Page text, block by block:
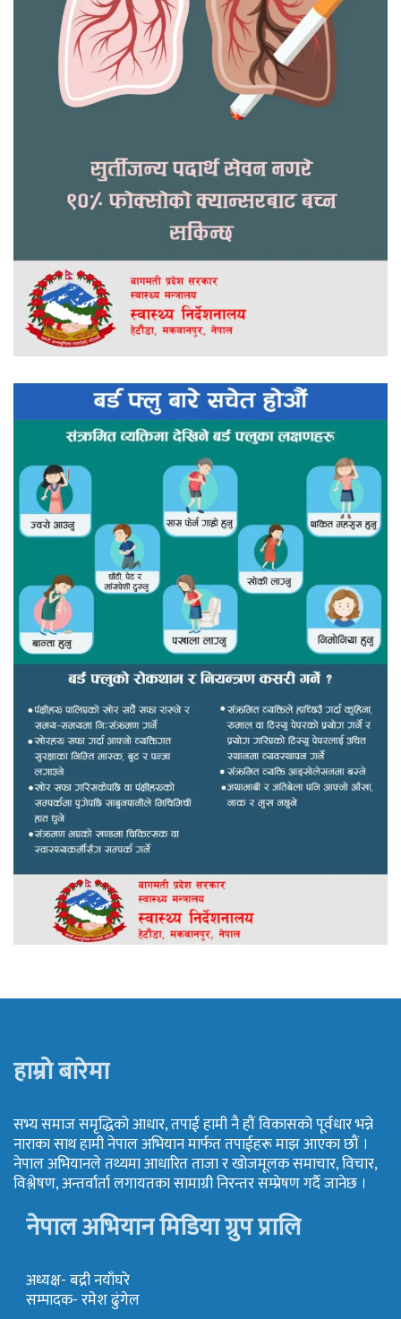
हाम्रो बारेमा
सभ्य समाज समृद्धिको आधार, तपाई हामी नै हौं विकासको पूर्वधार भन्ने
नाराका साथ हामी नेपाल अभियान मार्फत तपाईहरू माझ आएका छौं ।
नेपाल अभियानले तथ्यमा आधारित ताजा र खोजमूलक समाचार, विचार,
विश्लेषण, अन्तर्वार्ता लगायतका सामाग्री निरन्तर सम्प्रेषण गर्दै जानेछ ।
नेपाल अभियान मिडिया ग्रुप प्रालि
अध्यक्ष- बद्री नयाँघरे
सम्पादक- रमेश ढुंगेल